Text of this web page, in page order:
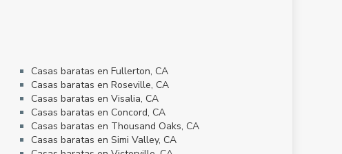
Casas baratas en Fullerton, CA
Casas baratas en Roseville, CA
Casas baratas en Visalia, CA
Casas baratas en Concord, CA
Casas baratas en Thousand Oaks, CA
Casas baratas en Simi Valley, CA